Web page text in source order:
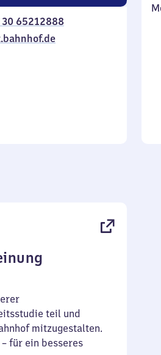
30 65212888
teil und
mitzugestalten.
für ein besseres